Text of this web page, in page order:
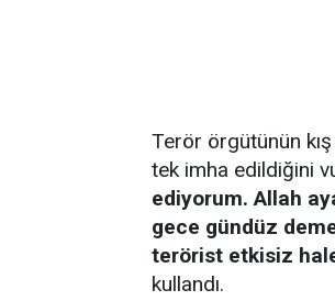
Terör örgütünün kış
tek imha edildiğini
ediyorum. Allah
gece gündüz
terörist etkisiz
kullandı.